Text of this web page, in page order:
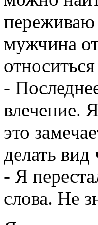
переживаю
мужчина
-
влечение.
это
делать вид
- Я
слова. Не